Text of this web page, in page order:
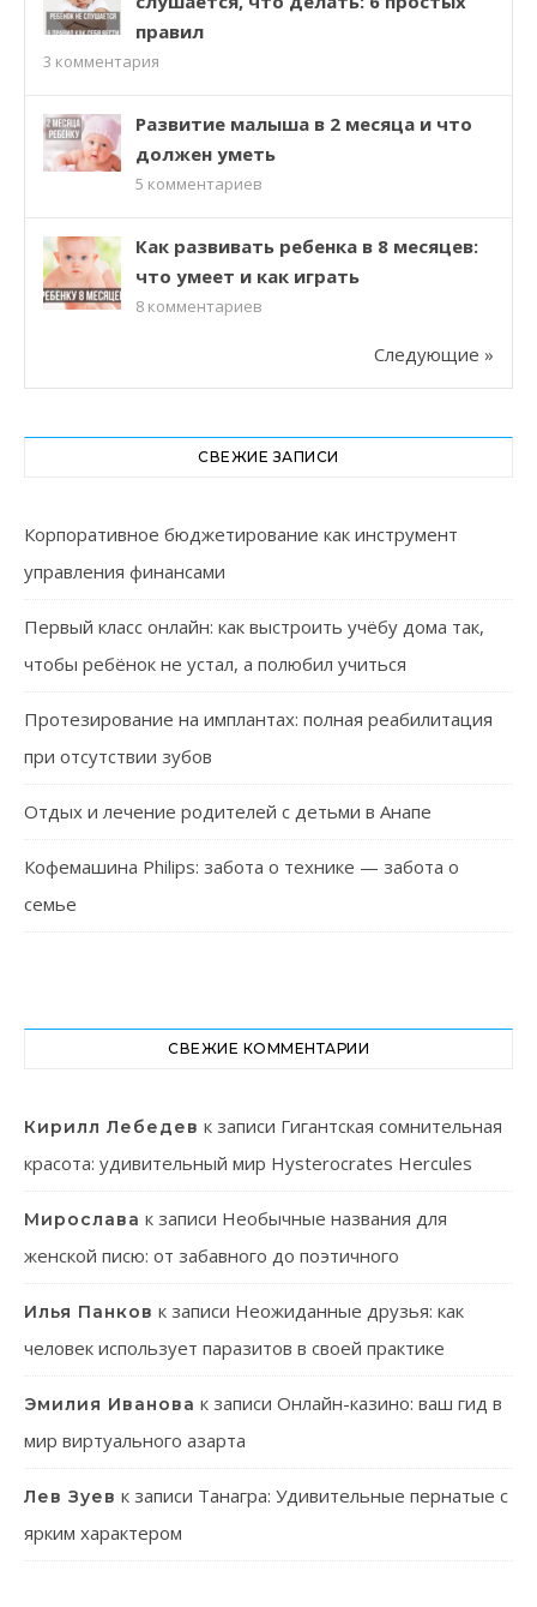
правил
3 комментария
Развитие малыша в 2 месяца и что
должен уметь
5 комментариев
Как развивать ребенка в 8 месяцев:
что умеет и как играть
8 комментариев
Следующие »
СВЕЖИЕ ЗАПИСИ
Корпоративное бюджетирование как инструмент
управления финансами
Первый класс онлайн: как выстроить учёбу дома так,
чтобы ребёнок не устал, а полюбил учиться
Протезирование на имплантах: полная реабилитация
при отсутствии зубов
Отдых и лечение родителей с детьми в Анапе
Кофемашина Philips: забота о технике — забота о
семье
СВЕЖИЕ КОММЕНТАРИИ
Кирилл Лебедев к записи Гигантская сомнительная
красота: удивительный мир Hysterocrates Hercules
Мирослава к записи Необычные названия для
женской писю: от забавного до поэтичного
Илья Панков к записи Неожиданные друзья: как
человек использует паразитов в своей практике
Эмилия Иванова к записи Онлайн-казино: ваш гид в
мир виртуального азарта
Лев Зуев к записи Танагра: Удивительные пернатые с
ярким характером